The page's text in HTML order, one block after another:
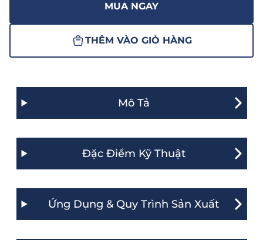
MUA NGAY
THÊM VÀO GIỎ HÀNG
Mô Tả
Đặc Điểm Kỹ Thuật
Ứng Dụng & Quy Trình Sản Xuất